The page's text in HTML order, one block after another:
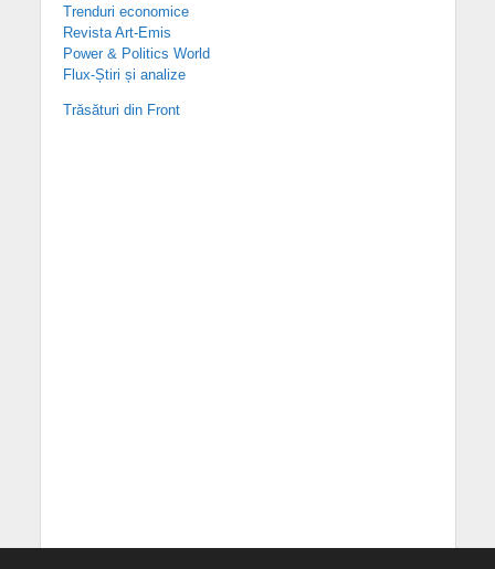
Trenduri economice
Revista Art-Emis
Power & Politics World
Flux-Știri și analize
Trăsături din Front